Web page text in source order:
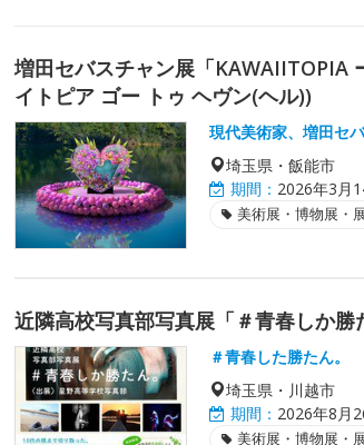
増田セバスチャン展「KAWAIITOPIA
イトピア ゴー トゥ ヘヴン(ヘル))
現代美術家、増田セ
埼玉県・飯能市
期間： 2026年3月
美術展・博物展・
近隣高校写真部写真展「＃青春しか勝
＃青春した勝たん。
埼玉県・川越市
期間： 2026年8月
美術展・博物展・